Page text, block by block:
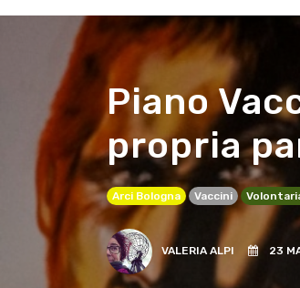
Piano
propria
Arci Bologna Vaccini
VALERIA ALPI 23